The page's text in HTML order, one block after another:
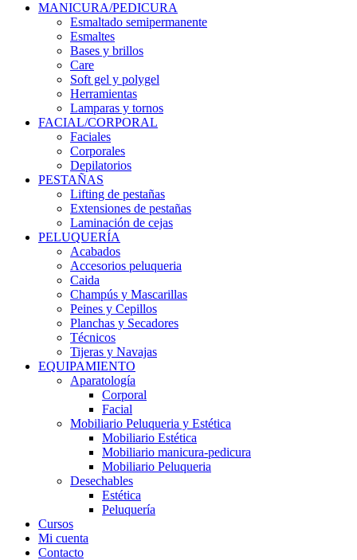
MANICURA/PEDICURA
Esmaltado semipermanente
Esmaltes
Bases y brillos
Care
Soft gel y polygel
Herramientas
Lamparas y tornos
FACIAL/CORPORAL
Faciales
Corporales
Depilatorios
PESTAÑAS
Lifting de pestañas
Extensiones de pestañas
Laminación de cejas
PELUQUERÍA
Acabados
Accesorios peluqueria
Caida
Champús y Mascarillas
Peines y Cepillos
Planchas y Secadores
Técnicos
Tijeras y Navajas
EQUIPAMIENTO
Aparatología
Corporal
Facial
Mobiliario Peluqueria y Estética
Mobiliario Estética
Mobiliario manicura-pedicura
Mobiliario Peluqueria
Desechables
Estética
Peluquería
Cursos
Mi cuenta
Contacto